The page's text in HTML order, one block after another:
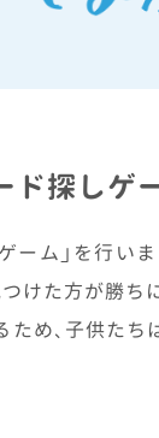
探しゲー
ム」を行い
けた方が勝ち
め、子供た